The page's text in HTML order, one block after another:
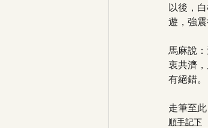
以後，
遊，強
馬麻說
衷共濟
有絕錯。
走筆至
順手記下